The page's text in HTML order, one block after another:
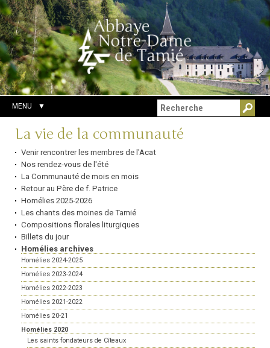
Aller
au
contenu.
|
Aller
à
la
navigation
Outils
personnels
Chercher par
Recherche
avancée…
MENU
Navigation
La vie de la communauté
Venir rencontrer les membres de l'Acat
Nos rendez-vous de l'été
La Communauté de mois en mois
Retour au Père de f. Patrice
Homélies 2025-2026
Les chants des moines de Tamié
Compositions florales liturgiques
Billets du jour
Homélies archives
Homélies 2024-2025
Homélies 2023-2024
Homélies 2022-2023
Homélies 2021-2022
Homélies 20-21
Homélies 2020
Les saints fondateurs de Cîteaux